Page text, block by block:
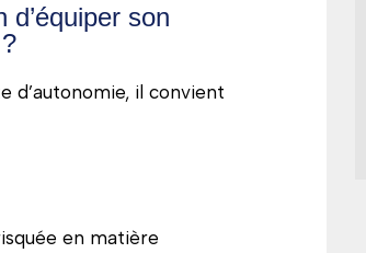
son
d’autonomie, il convient
en matière